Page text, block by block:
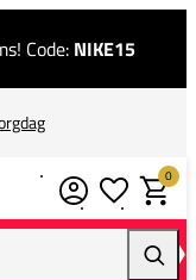
Code: NIKE15
0